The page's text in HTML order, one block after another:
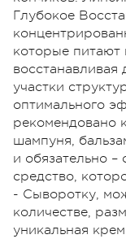
Глубокое
которые питают
участки
оптимального
рекомендовано
шампуня,
и обязательно
средство,
- Сыворотку,
количестве,
уникальная